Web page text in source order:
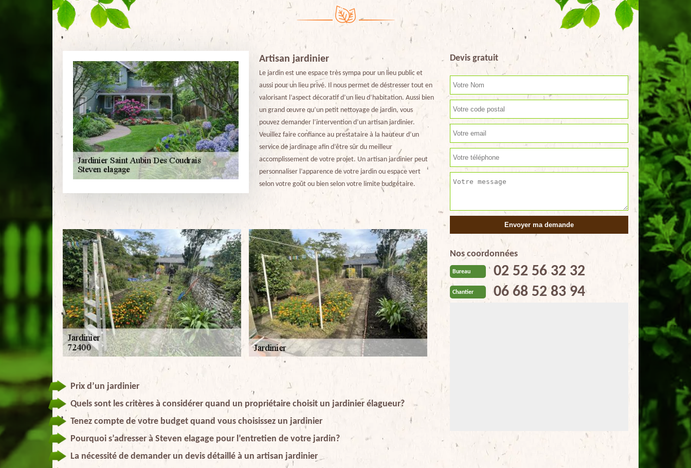
Artisan jardinier
Le jardin est une espace très sympa pour un lieu public et
aussi pour un lieu privé. Il nous permet de déstresser tout en
valorisant l’aspect décoratif d’un lieu d’habitation. Aussi bien
un grand œuvre qu’un petit nettoyage de jardin, vous
pouvez demander l’intervention d’un artisan jardinier.
Veuillez faire confiance au prestataire à la hauteur d’un
service de jardinage afin d’être sûr du meilleur
accomplissement de votre projet. Un artisan jardinier peut
personnaliser l’apparence de votre jardin ou espace vert
selon votre goût ou bien selon votre limite budgétaire.
Prix d’un jardinier
Quels sont les critères à considérer quand un propriétaire choisit un jardinier élagueur?
Tenez compte de votre budget quand vous choisissez un jardinier
Pourquoi s’adresser à Steven elagage pour l’entretien de votre jardin?
La nécessité de demander un devis détaillé à un artisan jardinier
Devis gratuit
Nos coordonnées
Bureau 02 52 56 32 32
Chantier 06 68 52 83 94